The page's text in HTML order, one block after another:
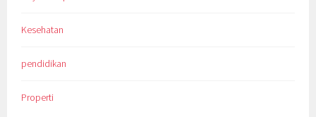
Kesehatan
pendidikan
Properti